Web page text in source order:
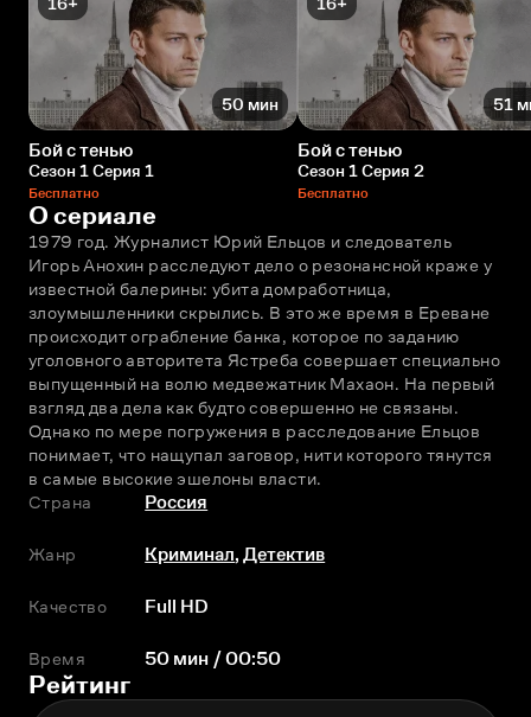
50 мин
Бой с тенью
Сезон 1 Серия 1
Бесплатно
51
Бой с тенью
Сезон 1 Серия 2
Бесплатно
О сериале
1979 год. Журналист Юрий Ельцов и следователь
Игорь Анохин расследуют дело о резонансной краже у
известной балерины: убита домработница,
злоумышленники скрылись. В это же время в Ереване
происходит ограбление банка, которое по заданию
уголовного авторитета Ястреба совершает специально
выпущенный на волю медвежатник Махаон. На первый
взгляд два дела как будто совершенно не связаны.
Однако по мере погружения в расследование Ельцов
понимает, что нащупал заговор, нити которого тянутся
в самые высокие эшелоны власти.
Страна
Россия
Жанр Криминал,Детектив
Качество Full HD
Время 50 мин / 00:50
Рейтинг